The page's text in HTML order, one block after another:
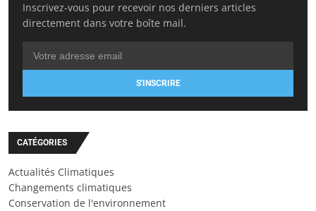
Inscrivez-vous pour recevoir nos derniers articles
directement dans votre boîte mail.
S'INSCRIRE
CATÉGORIES
Actualités Climatiques
Changements climatiques
Conservation de l'environnement